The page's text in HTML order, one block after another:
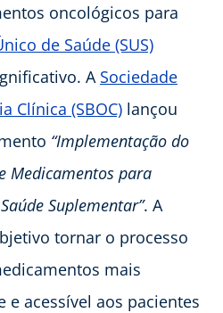
oncológicos para
de Saúde (SUS)
A Sociedade
Clínica (SBOC) lançou
“Implementação do
Medicamentos para
Suplementar”. A
tornar o processo
mais
acessível aos pacientes